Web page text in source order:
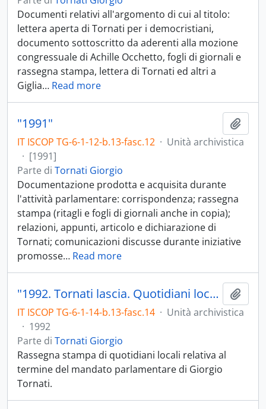
Documenti relativi all'argomento di cui al titolo:
lettera aperta di Tornati per i democristiani,
documento sottoscritto da aderenti alla mozione
congressuale di Achille Occhetto, fogli di giornali e
rassegna stampa, lettera di Tornati ed altri a
Giglia… Read more
"1991"
IT ISCOP TG-6-1-12-b.13-fasc.12 · Unità archivistica
· [1991]
Parte di Tornati Giorgio
Documentazione prodotta e acquisita durante
l'attività parlamentare: corrispondenza; rassegna
stampa (ritagli e fogli di giornali anche in copia);
relazioni, appunti, articolo e dichiarazione di
Tornati; comunicazioni discusse durante iniziative
promosse… Read more
"1992. Tornati lascia. Quotidiani locali"
IT ISCOP TG-6-1-14-b.13-fasc.14 · Unità archivistica
· 1992
Parte di Tornati Giorgio
Rassegna stampa di quotidiani locali relativa al
termine del mandato parlamentare di Giorgio
Tornati.